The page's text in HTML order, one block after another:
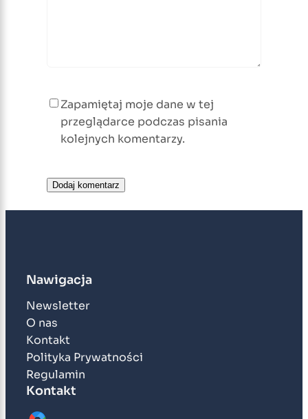
Zapamiętaj moje dane w tej
przeglądarce podczas pisania
kolejnych komentarzy.
Nawigacja
Newsletter
O nas
Kontakt
Polityka Prywatności
Regulamin
Kontakt